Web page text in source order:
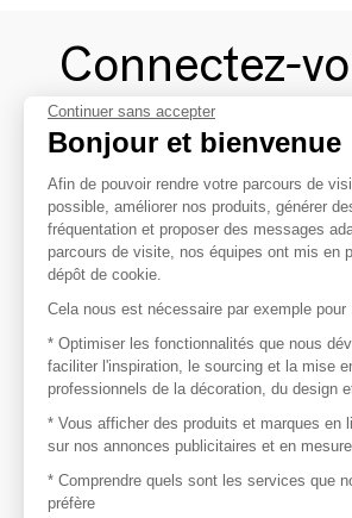
Connectez-
contacter les
Afin de profiter au mieux de
avec vos marques préférées,
Découvrir
Les produits de
S'inspirer
Inspiration et
Contacter
Continuer sans accepter
Bonjour et bienvenue
Afin de pouvoir rendre votre parcours de
possible, améliorer nos produits, générer
fréquentation et proposer des messages
parcours de visite, nos équipes ont mis en
dépôt de cookie.
Cela nous est nécessaire par exemple pour
* Optimiser les fonctionnalités que nous
faciliter l'inspiration, le sourcing et la mise
professionnels de la décoration, du design
* Vous afficher des produits et marques en
sur nos annonces publicitaires et en
* Comprendre quels sont les services que
préfère